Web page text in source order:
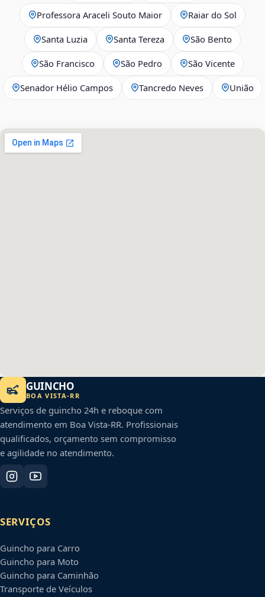
Professora Araceli Souto Maior Raiar do Sol
Santa Luzia Santa Tereza São Bento
São Francisco São Pedro São Vicente
Senador Hélio Campos Tancredo Neves União
GUINCHO
BOA VISTA-RR
Serviços de guincho 24h e reboque com
atendimento em Boa Vista-RR. Profissionais
qualificados, orçamento sem compromisso
e agilidade no atendimento.
SERVIÇOS
Guincho para Carro
Guincho para Moto
Guincho para Caminhão
Transporte de Veículos